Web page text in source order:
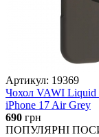
Артикул: 19369
Чохол VAWI Liquid
iPhone 17 Air Grey
690 грн
ПОПУЛЯРНІ